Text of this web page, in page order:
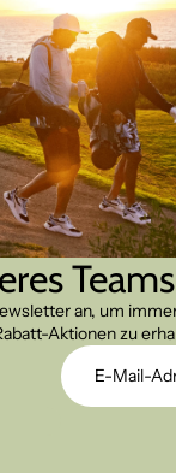
an, um
Aktionen zu